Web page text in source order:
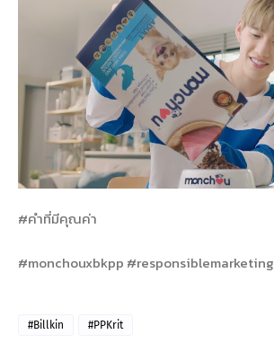
#คำที่มีคุณค่า
#monchouxbkpp #responsiblemarketing
#Billkin #PPKrit